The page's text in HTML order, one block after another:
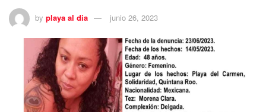
by playa al dia junio 26, 2023